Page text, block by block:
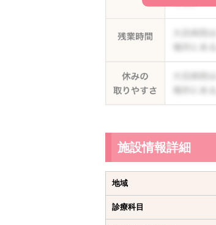
施設情報詳細
地域
診療科目